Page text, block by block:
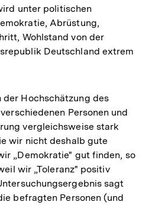
unter politischen
Abrüstung,
Wohlstand von der
Deutschland extrem
Hochschätzung des
Personen und
vergleichsweise stark
wir nicht deshalb gute
„Demokratie" gut finden, so
wir „Toleranz" positiv
sagt
befragten Personen (und